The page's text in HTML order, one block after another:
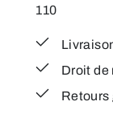
110
Droit de
Retours